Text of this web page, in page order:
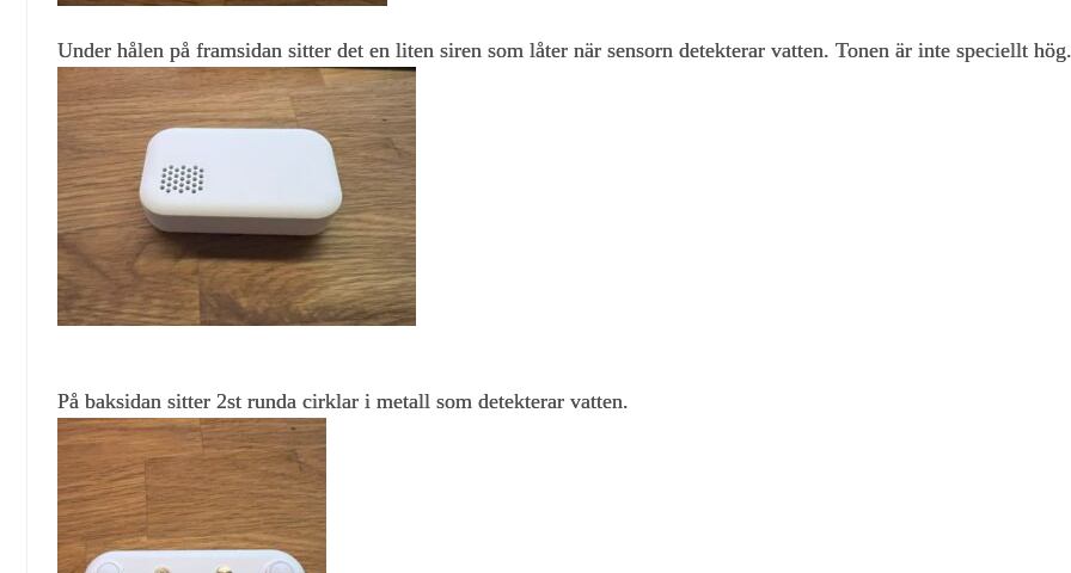
Under hålen på framsidan sitter det en liten siren som låter när sensorn detekterar vatten. Tonen är inte speciellt hög.
På baksidan sitter 2st runda cirklar i metall som detekterar vatten.